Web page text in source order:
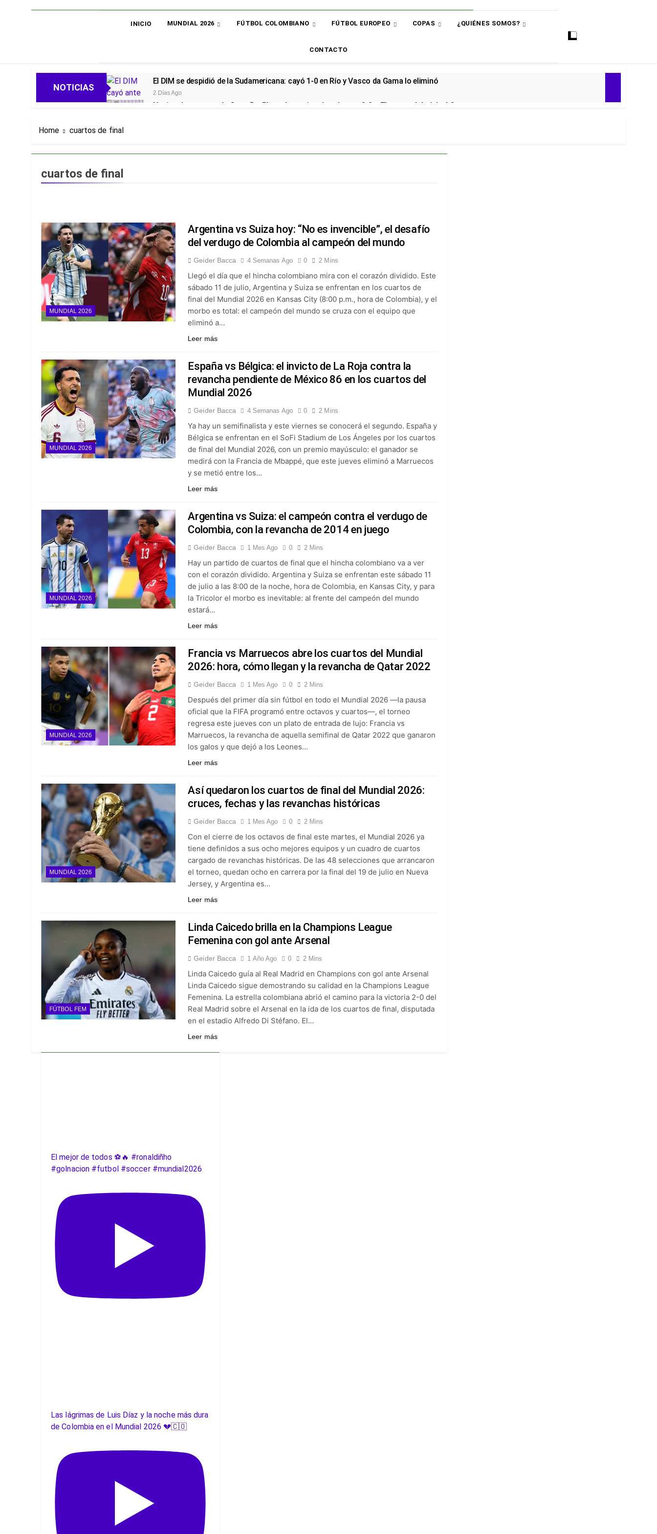
INICIO MUNDIAL 2026 FÚTBOL COLOMBIANO FÚTBOL EUROPEO COPAS ¿QUIÉNES SOMOS?
CONTACTO
NOTICIAS
El DIM se despidió de la Sudamericana: cayó 1-0 en Río y Vasco da Gama lo eliminó
2 Días Ago
Nacional avanza en la Copa BetPlay y Armani vuelve al arco: 2-0 a Tigres y global de 4-0
Piero Hincapié, oficial en el Arsenal: el sudamericano se queda en el campeón de la Premier
¡A semifinales! La Selección Colombia Femenina goleó 3-0 a Puerto Rico en los Juegos Centroamericanos
5 Días Ago
¡Recital escarlata! América goleó 7-0 a Boyacá Chicó y es líder de la Liga BetPlay
5 Días Ago
Vuelve la Premier League: arranca el 21 de agosto con el Arsenal campeón abriendo ante el Coventry
5 Días Ago
Escándalo en Montería: el debut de Nacional se suspendió por disturbios cuando ganaba 3-0 a Jaguares
5 Días Ago
Home cuartos de final
cuartos de final
MUNDIAL 2026
Argentina vs Suiza hoy: “No es invencible”, el desafío
del verdugo de Colombia al campeón del mundo
Geider Bacca 4 Semanas Ago 0 2 Mins
Llegó el día que el hincha colombiano mira con el corazón dividido. Este
sábado 11 de julio, Argentina y Suiza se enfrentan en los cuartos de
final del Mundial 2026 en Kansas City (8:00 p.m., hora de Colombia), y el
morbo es total: el campeón del mundo se cruza con el equipo que
eliminó a…
Leer más
MUNDIAL 2026
España vs Bélgica: el invicto de La Roja contra la
revancha pendiente de México 86 en los cuartos del
Mundial 2026
Geider Bacca 4 Semanas Ago 0 2 Mins
Ya hay un semifinalista y este viernes se conocerá el segundo. España y
Bélgica se enfrentan en el SoFi Stadium de Los Ángeles por los cuartos
de final del Mundial 2026, con un premio mayúsculo: el ganador se
medirá con la Francia de Mbappé, que este jueves eliminó a Marruecos
y se metió entre los…
Leer más
MUNDIAL 2026
Argentina vs Suiza: el campeón contra el verdugo de
Colombia, con la revancha de 2014 en juego
Geider Bacca 1 Mes Ago 0 2 Mins
Hay un partido de cuartos de final que el hincha colombiano va a ver
con el corazón dividido. Argentina y Suiza se enfrentan este sábado 11
de julio a las 8:00 de la noche, hora de Colombia, en Kansas City, y para
la Tricolor el morbo es inevitable: al frente del campeón del mundo
estará…
Leer más
MUNDIAL 2026
Francia vs Marruecos abre los cuartos del Mundial
2026: hora, cómo llegan y la revancha de Qatar 2022
Geider Bacca 1 Mes Ago 0 2 Mins
Después del primer día sin fútbol en todo el Mundial 2026 —la pausa
oficial que la FIFA programó entre octavos y cuartos—, el torneo
regresa este jueves con un plato de entrada de lujo: Francia vs
Marruecos, la revancha de aquella semifinal de Qatar 2022 que ganaron
los galos y que dejó a los Leones…
Leer más
MUNDIAL 2026
Así quedaron los cuartos de final del Mundial 2026:
cruces, fechas y las revanchas históricas
Geider Bacca 1 Mes Ago 0 2 Mins
Con el cierre de los octavos de final este martes, el Mundial 2026 ya
tiene definidos a sus ocho mejores equipos y un cuadro de cuartos
cargado de revanchas históricas. De las 48 selecciones que arrancaron
el torneo, quedan ocho en carrera por la final del 19 de julio en Nueva
Jersey, y Argentina es…
Leer más
FÚTBOL FEM
Linda Caicedo brilla en la Champions League
Femenina con gol ante Arsenal
Geider Bacca 1 Año Ago 0 2 Mins
Linda Caicedo guía al Real Madrid en Champions con gol ante Arsenal
Linda Caicedo sigue demostrando su calidad en la Champions League
Femenina. La estrella colombiana abrió el camino para la victoria 2-0 del
Real Madrid sobre el Arsenal en la ida de los cuartos de final, disputada
en el estadio Alfredo Di Stéfano. El…
Leer más
El mejor de todos ⚽️🔥 #ronaldiñho
#golnacion #futbol #soccer #mundial2026
Las lágrimas de Luis Díaz y la noche más dura
de Colombia en el Mundial 2026 💔🇨🇴